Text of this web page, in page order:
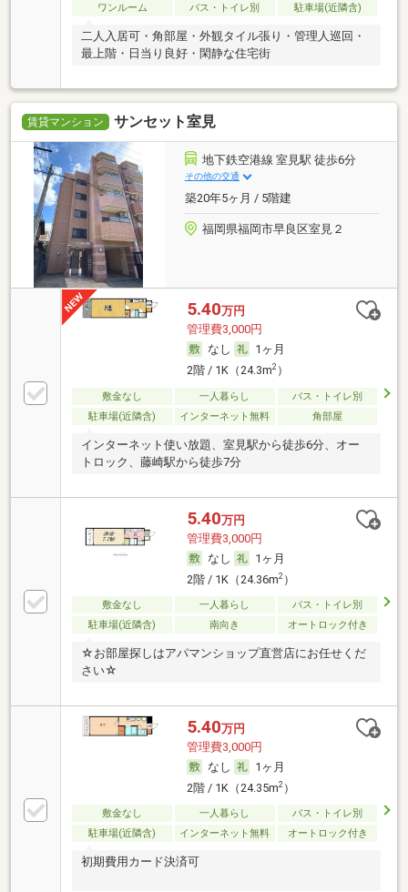
ワンルーム
バス・トイレ別 駐車場(近隣含)
二人入居可・角部屋・外観タイル張り・管理人巡回・
最上階・日当り良好・閑静な住宅街
賃貸マンション サンセット室見
地下鉄空港線 室見駅 徒歩6分
その他の交通
築20年5ヶ月 / 5階建
福岡県福岡市早良区室見２
5.40万円
管理費3,000円
なし
1ヶ月
2階 / 1K（24.3m2）
敷金なし 一人暮らし
バス・トイレ別
駐車場(近隣含)
インターネット無料 角部屋
インターネット使い放題、室見駅から徒歩6分、オー
トロック、藤崎駅から徒歩7分
5.40万円
管理費3,000円
なし
1ヶ月
2階 / 1K（24.36m2）
敷金なし 一人暮らし
バス・トイレ別
駐車場(近隣含)
南向き オートロック付き
☆お部屋探しはアパマンショップ直営店にお任せくだ
さい☆
5.40万円
管理費3,000円
なし
1ヶ月
2階 / 1K（24.35m2）
敷金なし 一人暮らし
バス・トイレ別
駐車場(近隣含)
インターネット無料 オートロック付き
初期費用カード決済可